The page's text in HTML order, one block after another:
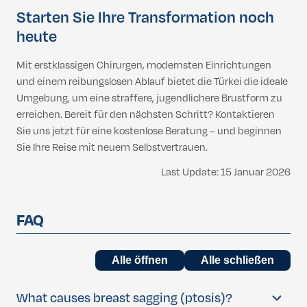
Starten Sie Ihre Transformation noch
heute
Mit erstklassigen Chirurgen, modernsten Einrichtungen
und einem reibungslosen Ablauf bietet die Türkei die ideale
Umgebung, um eine straffere, jugendlichere Brustform zu
erreichen. Bereit für den nächsten Schritt? Kontaktieren
Sie uns jetzt für eine kostenlose Beratung – und beginnen
Sie Ihre Reise mit neuem Selbstvertrauen.
Last Update: 15 Januar 2026
FAQ
Alle öffnen Alle schließen
What causes breast sagging (ptosis)?